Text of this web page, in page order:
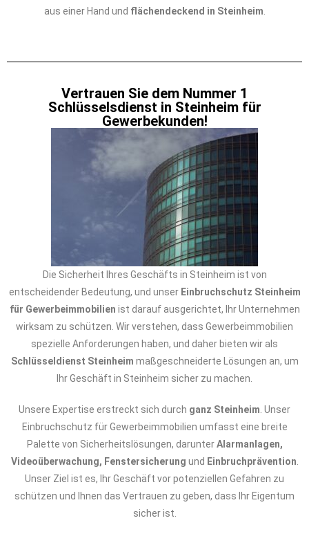
aus einer Hand und flächendeckend in Steinheim
Vertrauen Sie dem Nummer 1
Schlüsselsdienst in Steinheim für
Gewerbekunden!
Die Sicherheit Ihres Geschäfts in Steinheim ist von
entscheidender Bedeutung, und unser Einbruchschutz Steinheim
für Gewerbeimmobilien ist darauf ausgerichtet, Ihr Unternehmen
wirksam zu schützen. Wir verstehen, dass Gewerbeimmobilien
spezielle Anforderungen haben, und daher bieten wir als
Schlüsseldienst Steinheim maßgeschneiderte Lösungen an, um
Ihr Geschäft in Steinheim sicher zu machen.
Unsere Expertise erstreckt sich durch ganz Steinheim . Unser
Einbruchschutz für Gewerbeimmobilien umfasst eine breite
Palette von Sicherheitslösungen, darunterAlarmanlagen,
Videoüberwachung, Fenstersicherung und Einbruchprävention
Unser Ziel ist es, Ihr Geschäft vor potenziellen Gefahren zu
schützen und Ihnen das Vertrauen zu geben, dass Ihr Eigentum
sicher ist.